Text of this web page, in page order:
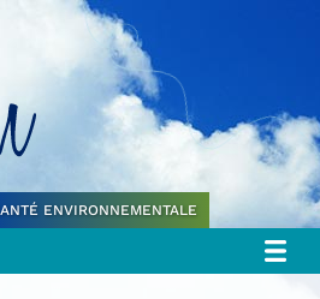
ENVIRONNEMENTALE